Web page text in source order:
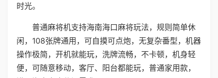
时光。
普通麻将机支持海南海口麻将玩法，规则简单休
闲，108张牌通用，可自摸可点炮，无复杂番型，机器
操作极简，开机就能玩，洗牌流畅，不卡顿，机身轻
便，可随意移动，客厅、阳台都能玩，普通家用款，